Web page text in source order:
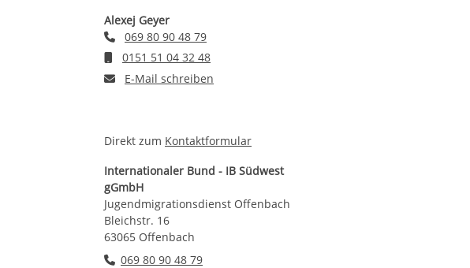
Alexej Geyer
Telefonnummer
069 80 90 48 79
Email senden
0151 51 04 32 48
E-Mail an Alexej Geyer
E-Mail schreiben
Direkt zum Kontaktformular
Internationaler Bund - IB Südwest
gGmbH
Jugendmigrationsdienst Offenbach
Bleichstr. 16
63065 Offenbach
Telefonnummer
069 80 90 48 79